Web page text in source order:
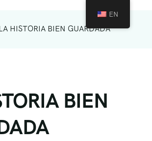
HISTORIA BIEN GUARDADA
BIEN
EN